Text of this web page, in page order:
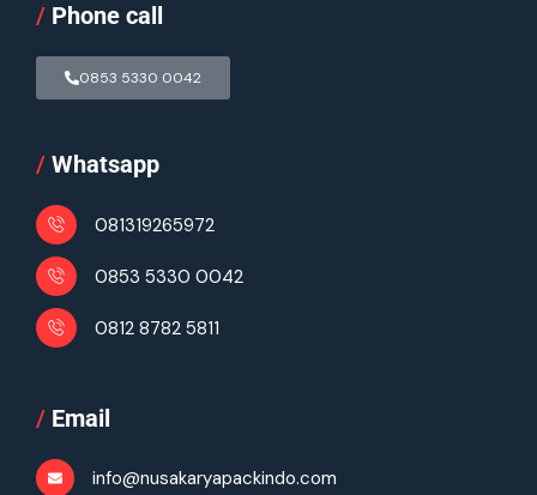
/ Phone call
0853 5330 0042
/ Whatsapp
081319265972
0853 5330 0042
0812 8782 5811
/ Email
info@nusakaryapackindo.com